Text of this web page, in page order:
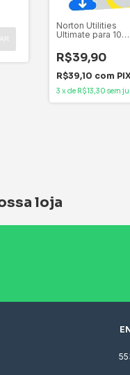
Norton Utilities
Ultimate para 10
Meses, Digital para
Download -
R$39,90
R$39,10 com
3 x de R$13,30 sem
loja